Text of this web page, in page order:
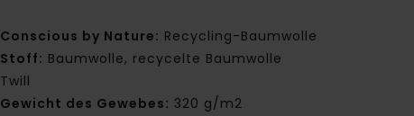
Conscious by Nature: Recycling-Baumwolle
Stoff: Baumwolle, recycelte Baumwolle
Twill
Gewicht des Gewebes: 320 g/m2